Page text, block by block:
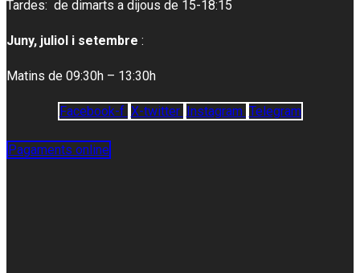
Tardes: de dimarts a dijous de 15-18:15
Juny, juliol i setembre :
Matins de 09:30h – 13:30h
Facebook-f X-twitter Instagram Telegram
Pagaments online